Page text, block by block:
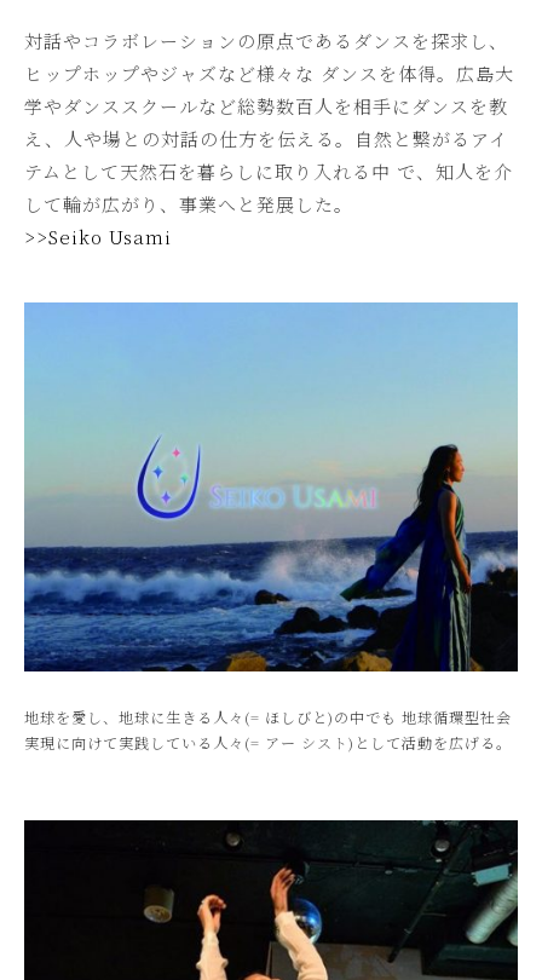
対話やコラボレーションの原点であるダンスを探求し、
ヒップホップやジャズなど様々な ダンスを体得。広島大
学やダンススクールなど総勢数百人を相手にダンスを教
え、人や場との対話の仕方を伝える。自然と繋がるアイ
テムとして天然石を暮らしに取り入れる中 で、知人を介
して輪が広がり、事業へと発展した。
>>Seiko Usami
地球を愛し、地球に生きる人々(= ほしびと)の中でも 地球循環型社会
実現に向けて実践している人々(= アー シスト)として活動を広げる。